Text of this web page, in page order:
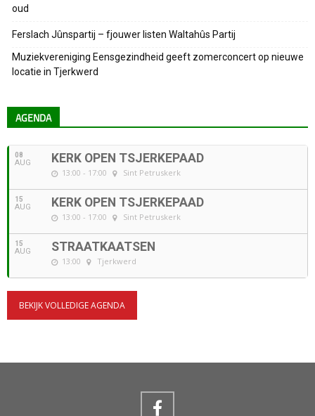
oud
Ferslach Jûnspartij – fjouwer listen Waltahûs Partij
Muziekvereniging Eensgezindheid geeft zomerconcert op nieuwe
locatie in Tjerkwerd
AGENDA
08
AUG KERK OPEN TSJERKEPAAD
13:00 - 17:00 Sint Petruskerk
15
AUG KERK OPEN TSJERKEPAAD
13:00 - 17:00 Sint Petruskerk
15
AUG STRAATKAATSEN
13:00 Tjerkwerd
BEKIJK VOLLEDIGE AGENDA